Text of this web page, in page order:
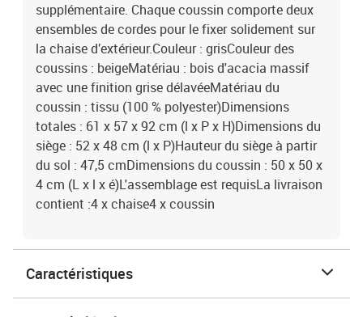
supplémentaire. Chaque coussin comporte deux
ensembles de cordes pour le fixer solidement sur
la chaise d’extérieur.Couleur : grisCouleur des
coussins : beigeMatériau : bois d'acacia massif
avec une finition grise délavéeMatériau du
coussin : tissu (100 % polyester)Dimensions
totales : 61 x 57 x 92 cm (l x P x H)Dimensions du
siège : 52 x 48 cm (l x P)Hauteur du siège à partir
du sol : 47,5 cmDimensions du coussin : 50 x 50 x
4 cm (L x l x é)L'assemblage est requisLa livraison
contient :4 x chaise4 x coussin
Caractéristiques